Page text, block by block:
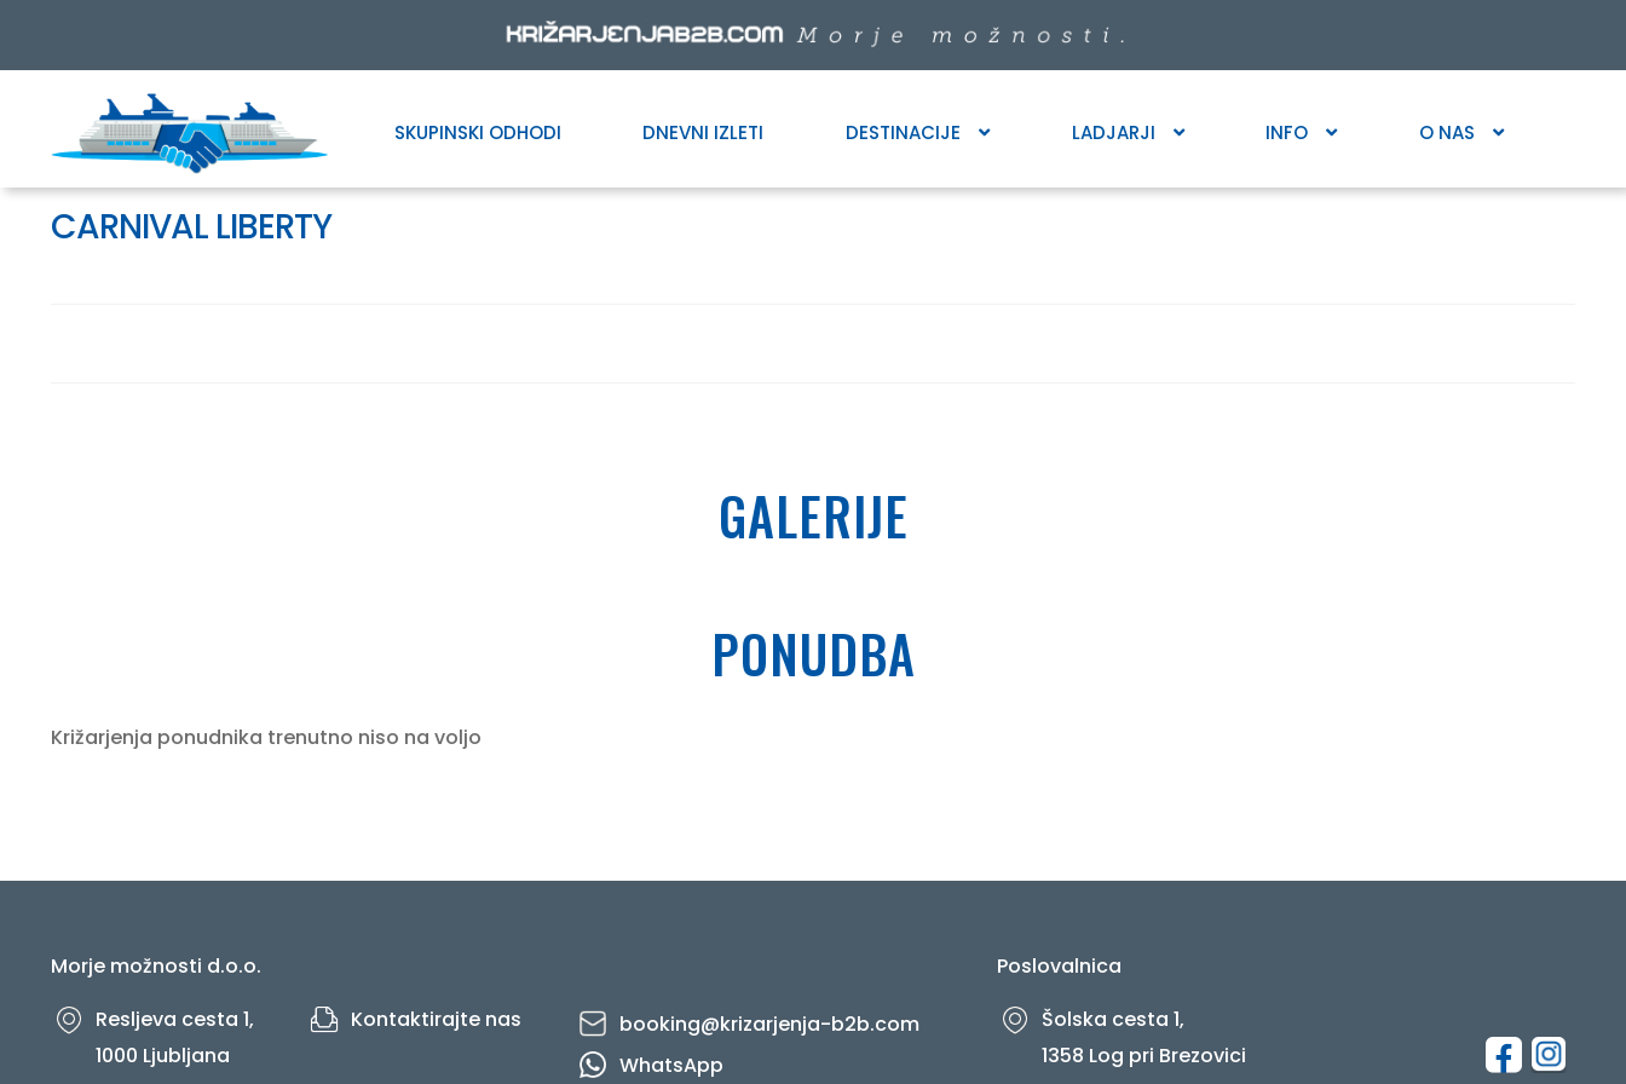
Skip
navigation
Skip
content
SKUPINSKI ODHODI DNEVNI IZLETI DESTINACIJE LADJARJI INFO O NAS
CARNIVAL LIBERTY
GALERIJE
PONUDBA
Križarjenja ponudnika trenutno niso na voljo
Morje možnosti d.o.o.
Resljeva cesta 1,
1000 Ljubljana
Kontaktirajte nas
booking@krizarjenja-b2b.com
WhatsApp
Poslovalnica
Šolska cesta 1,
1358 Log pri Brezovici